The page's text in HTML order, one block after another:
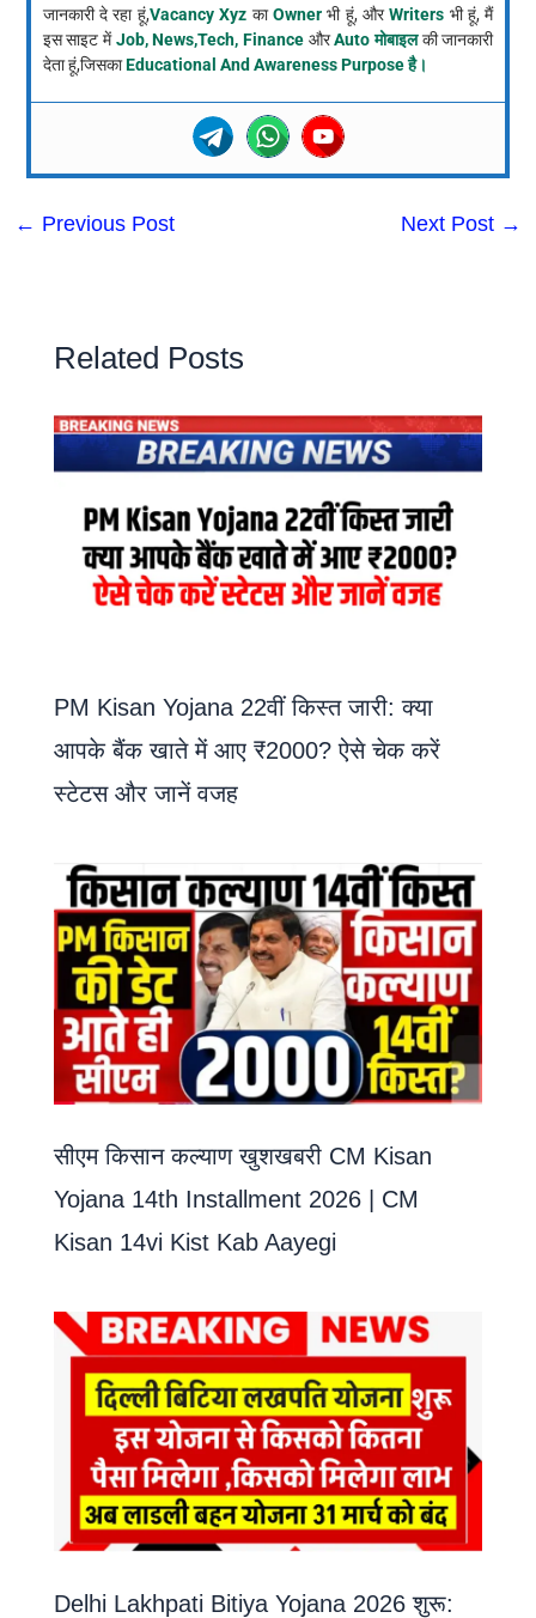
जानकारी दे रहा हूं,Vacancy Xyz काOwnerभी हूं, औरWriters भी हूं, मैं
इस साइट मेंJob, News,Tech, Finance औरAuto मोबाइलकी जानकारी
देता हूं,जिसकाEducational And Awareness Purpose है।
← Previous Post Next Post →
Related Posts
PM Kisan Yojana 22वीं किस्त जारी: क्या
आपके बैंक खाते में आए ₹2000? ऐसे चेक करें
स्टेटस और जानें वजह
सीएम किसान कल्याण खुशखबरी CM Kisan
Yojana 14th Installment 2026 | CM
Kisan 14vi Kist Kab Aayegi
Delhi Lakhpati Bitiya Yojana 2026 शुरू: